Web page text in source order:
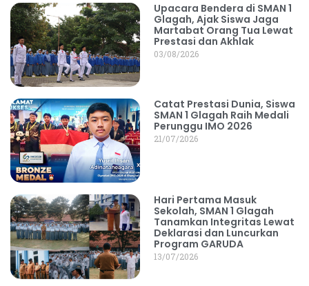
Upacara Bendera di SMAN 1
Glagah, Ajak Siswa Jaga
Martabat Orang Tua Lewat
Prestasi dan Akhlak
03/08/2026
Catat Prestasi Dunia, Siswa
SMAN 1 Glagah Raih Medali
Perunggu IMO 2026
21/07/2026
Hari Pertama Masuk
Sekolah, SMAN 1 Glagah
Tanamkan Integritas Lewat
Deklarasi dan Luncurkan
Program GARUDA
13/07/2026